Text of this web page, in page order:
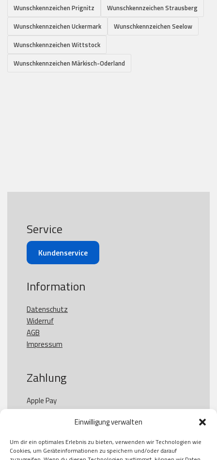
Einwilligung verwalten
Um dir ein optimales Erlebnis zu bieten, verwenden wir Technologien wie
Cookies, um Geräteinformationen zu speichern und/oder darauf
Wunschkennzeichen Prignitz
Wunschkennzeichen Strausberg
Wunschkennzeichen Uckermark
Wunschkennzeichen Seelow
Wunschkennzeichen Wittstock
Wunschkennzeichen Märkisch-Oderland
Service
Kundenservice
Information
Datenschutz
Widerruf
AGB
Impressum
Zahlung
Apple Pay
Paypal
Kauf auf Rechung